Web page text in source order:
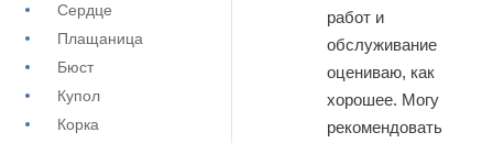
Сердце
Плащаница
Бюст
Купол
Корка
работ и
обслуживание
оцениваю, как
хорошее. Могу
рекомендовать